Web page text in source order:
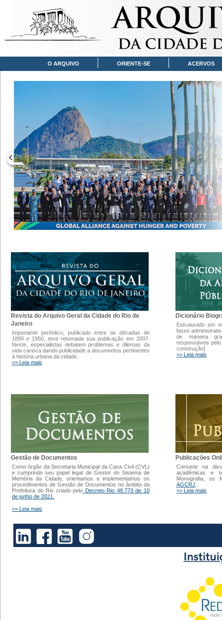
O ARQUIVO ORIENTE-SE ACERVOS
Revista do Arquivo Geral da Cidade do Rio de
Janeiro
Importante periódico, publicado entre as décadas de
1890 e 1950, teve retomada sua publicação em 2007.
Neste, especialistas debatem problemas e dilemas da
vida carioca dando publicidade a documentos pertinentes
à história urbana da cidade.
>> Leia mais
Dicionário
Estruturado em
fases
de maneira
responsáveis
construção]
>> Leia mais
Gestão de Documentos
Como órgão da Secretaria Municipal da Casa Civil (CVL)
e cumprindo seu papel legal de Gestor do Sistema de
Memória da Cidade, orientamos e implementamos os
procedimentos de Gestão de Documentos no âmbito da
Prefeitura do Rio criado pelo Decreto Rio 48.773 de 10
de junho de 2021.
>> Leia mais
Publicações
Consiste na
acadêmicas e
Monografia, os
AGCRJ
>> Leia mais